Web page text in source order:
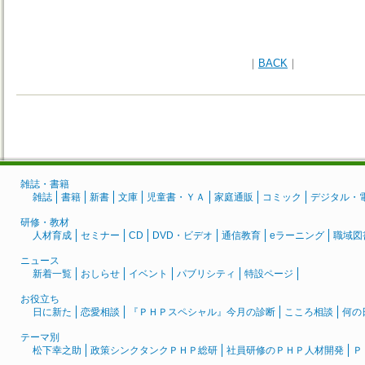
｜ BACK ｜
雑誌・書籍
雑誌
書籍 新書 文庫 児童書・ＹＡ 家庭通販 コミック デジタル・
研修・教材
人材育成
セミナー CD DVD・ビデオ 通信教育 eラーニング 職域図
ニュース
新着一覧
おしらせ イベント パブリシティ 特設ページ
お役立ち
日に新た
恋愛相談 『ＰＨＰスペシャル』今月の診断 こころ相談 何の
テーマ別
松下幸之助
政策シンクタンクＰＨＰ総研 社員研修のＰＨＰ人材開発